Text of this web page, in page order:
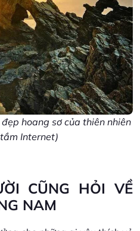
hoang sơ của thiên nhiên
Internet)
CŨNG HỎI VỀ
NAM